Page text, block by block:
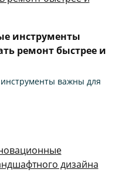
инструменты
ремонт быстрее и
важны для